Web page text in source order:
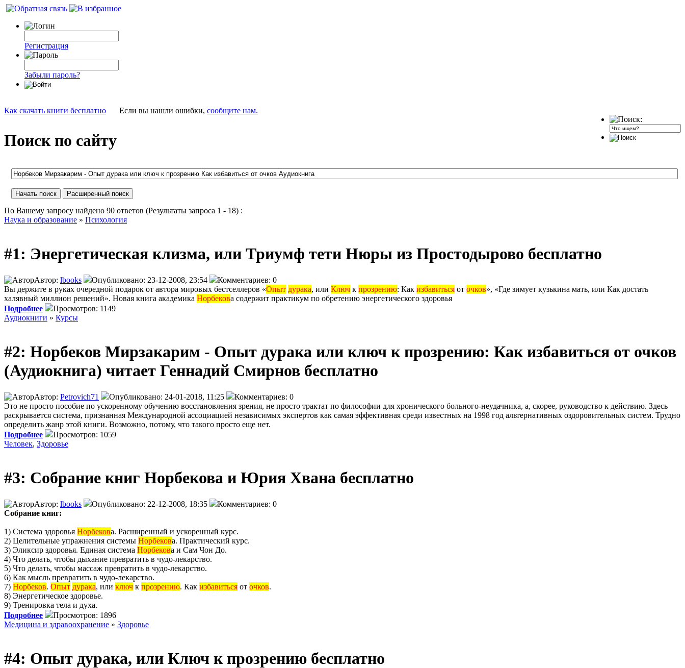
Регистрация
Забыли пароль?
Как скачать книги бесплатно Если вы нашли ошибки, сообщите нам.
Поиск по сайту
По Вашему запросу найдено 90 ответов (Результаты запроса 1 - 18) :
Наука и образование » Психология
#1: Энергетическая клизма, или Триумф тети Нюры из Простодырово бесплатно
Автор: lbooks Опубликовано: 23-12-2008, 23:54
Комментариев: 0
Вы держите в руках очередной подарок от автора мировых бестселлеров «Опыт дурака, или Ключ к прозрению: Как избавиться от очков», «Где зимует кузькина мать, или Как достать
халявный миллион решений». Новая книга академика Норбекова содержит практикум по обретению энергетического здоровья
Подробнее
Просмотров: 1149
Аудиокниги » Курсы
#2: Норбеков Мирзакарим - Опыт дурака или ключ к прозрению: Как избавиться от очков
(Аудиокнига) читает Геннадий Смирнов бесплатно
Автор: Petrovich71 Опубликовано: 24-01-2018, 11:25
Комментариев: 0
Это не просто пособие по ускоренному обучению восстановления зрения, не просто трактат по философии для хронического больного-неудачника, а, скорее, руководство к действию. Здесь
раскрывается система, признанная Международной ассоциацией независимых экспертов как самая эффективная среди известных на 1998 год альтернативных оздоровительных систем. Трудно
определить жанр этой книги. Возможно, потому, что такого просто еще нет.
Подробнее
Просмотров: 1059
Человек, Здоровье
#3: Собрание книг Норбекова и Юрия Хвана бесплатно
Автор: lbooks Опубликовано: 22-12-2008, 18:35
Комментариев: 0
Собрание книг:
1) Система здоровья Норбекова. Расширенный и ускоренный курс.
2) Целительные упражнения системы Норбекова. Практический курс.
3) Эликсир здоровья. Единая система Норбекова и Сам Чон До.
4) Что делать, чтобы дыхание превратить в чудо-лекарство.
5) Что делать, чтобы массаж превратить в чудо-лекарство.
6) Как мысль превратить в чудо-лекарство.
7) Норбеков. Опыт дурака, или ключ к прозрению. Как избавиться от очков.
8) Энергетическое здоровье.
9) Тренировка тела и духа.
Подробнее
Просмотров: 1896
Медицина и здравоохранение » Здоровье
#4: Опыт дурака, или Ключ к прозрению бесплатно